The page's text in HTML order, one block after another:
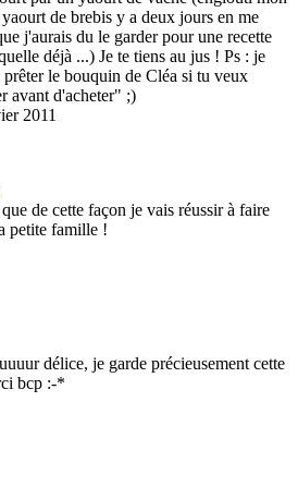
de brebis y a deux jours en me
j'aurais du le garder pour une recette
déjà ...) Je te tiens au jus ! Ps : je
prêter le bouquin de Cléa si tu veux
avant d'acheter" ;)
2011
de cette façon je vais réussir à faire
petite famille !
délice, je garde précieusement cette
bcp :-*